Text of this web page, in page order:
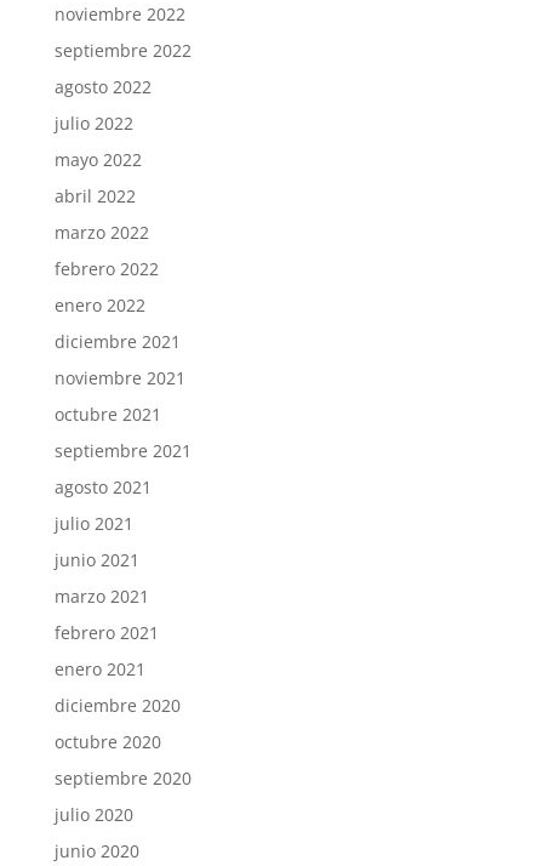
noviembre 2022
septiembre 2022
agosto 2022
julio 2022
mayo 2022
abril 2022
marzo 2022
febrero 2022
enero 2022
diciembre 2021
noviembre 2021
octubre 2021
septiembre 2021
agosto 2021
julio 2021
junio 2021
marzo 2021
febrero 2021
enero 2021
diciembre 2020
octubre 2020
septiembre 2020
julio 2020
junio 2020